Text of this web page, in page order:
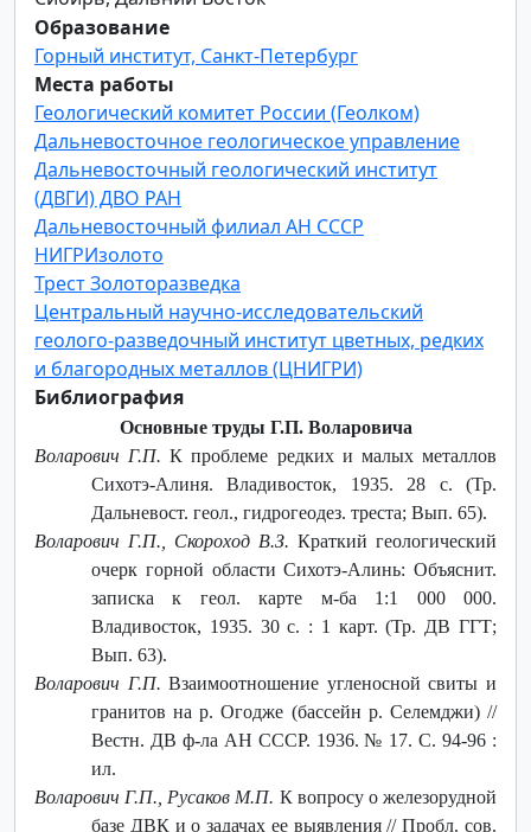
Образование
Горный институт, Санкт-Петербург
Места работы
Геологический комитет России (Геолком)
Дальневосточное геологическое управление
Дальневосточный геологический институт
(ДВГИ) ДВО РАН
Дальневосточный филиал АН СССР
НИГРИзолото
Трест Золоторазведка
Центральный научно-исследовательский
геолого-разведочный институт цветных, редких
и благородных металлов (ЦНИГРИ)
Библиография
Основные труды Г.П. Воларовича
Воларович Г.П. К проблеме редких и малых металлов
Сихотэ-Алиня. Владивосток, 1935. 28 с. (Тр.
Дальневост. геол., гидрогеодез. треста; Вып. 65).
Воларович Г.П., Скороход В.З. Краткий геологический
очерк горной области Сихотэ-Алинь: Объяснит.
записка к геол. карте м-ба 1:1 000 000.
Владивосток, 1935. 30 с. : 1 карт. (Тр. ДВ ГГТ;
Вып. 63).
Воларович Г.П. Взаимоотношение угленосной свиты и
гранитов на р. Огодже (бассейн р. Селемджи) //
Вестн. ДВ ф-ла АН СССР. 1936. № 17. С. 94-96 :
ил.
Воларович Г.П., Русаков М.П. К вопросу о железорудной
базе ДВК и о задачах ее выявления // Пробл. сов.